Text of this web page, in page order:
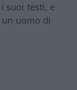
suoi testi, e
uomo di